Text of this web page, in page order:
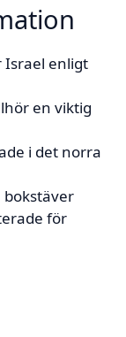
Israel enligt
en viktig
i det norra
för